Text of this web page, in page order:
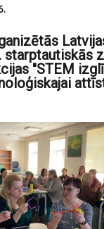
starptautiskās
"STEM